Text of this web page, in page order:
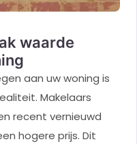
waarde
aan uw woning is
Makelaars
recent vernieuwd
hogere prijs. Dit